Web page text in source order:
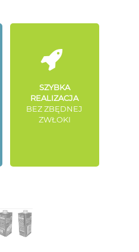
SZYBKA
REALIZACJA
BEZ ZBĘDNEJ
ZWŁOKI